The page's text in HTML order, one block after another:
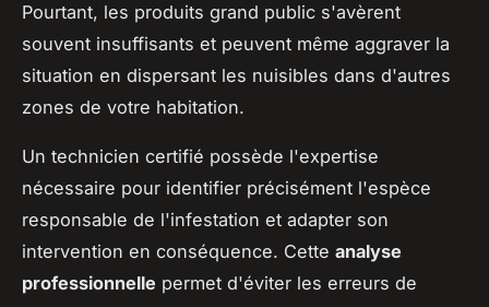
Pourtant, les produits grand public s'avèrent
souvent insuffisants et peuvent même aggraver la
situation en dispersant les nuisibles dans d'autres
zones de votre habitation.
Un technicien certifié possède l'expertise
nécessaire pour identifier précisément l'espèce
responsable de l'infestation et adapter son
intervention en conséquence. Cette analyse
professionnelle permet d'éviter les erreurs de